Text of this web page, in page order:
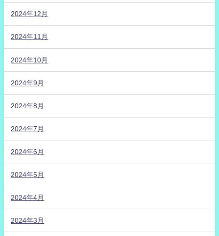
2024年12月
2024年11月
2024年10月
2024年9月
2024年8月
2024年7月
2024年6月
2024年5月
2024年4月
2024年3月